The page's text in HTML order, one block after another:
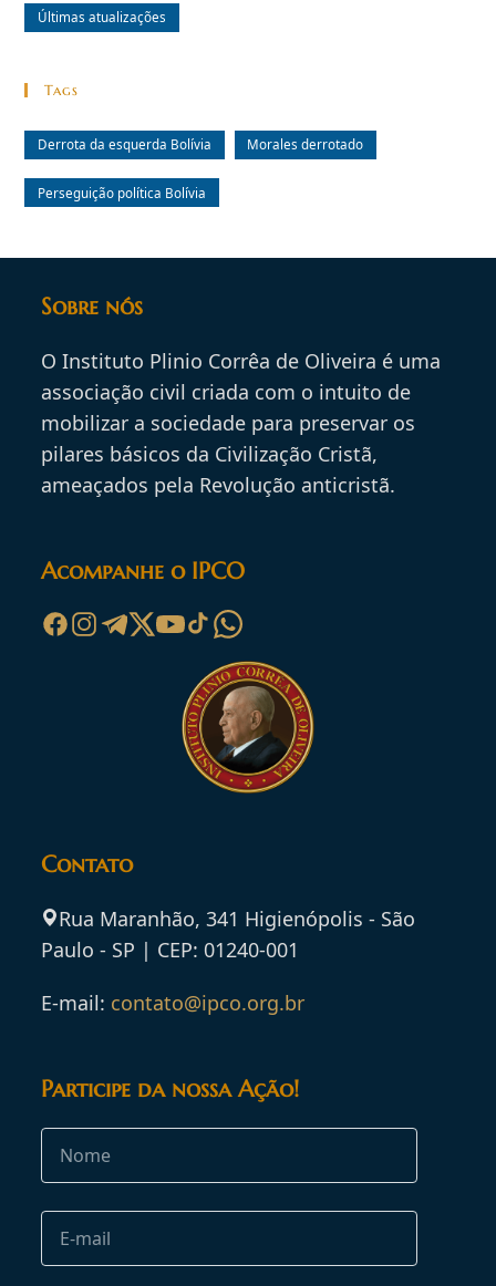
Últimas atualizações
Tags
Derrota da esquerda Bolívia Morales derrotado
Perseguição política Bolívia
Sobre nós
O Instituto Plinio Corrêa de Oliveira é uma
associação civil criada com o intuito de
mobilizar a sociedade para preservar os
pilares básicos da Civilização Cristã,
ameaçados pela Revolução anticristã.
Acompanhe o IPCO
Contato
Rua Maranhão, 341 Higienópolis - São
Paulo - SP | CEP: 01240-001
E-mail: contato@ipco.org.br
Participe da nossa Ação!